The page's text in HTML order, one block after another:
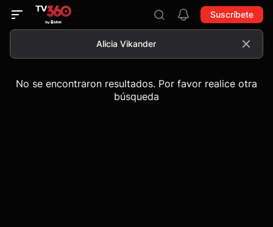
Suscríbete
No se encontraron resultados. Por favor realice otra
búsqueda